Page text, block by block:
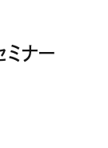
ナー